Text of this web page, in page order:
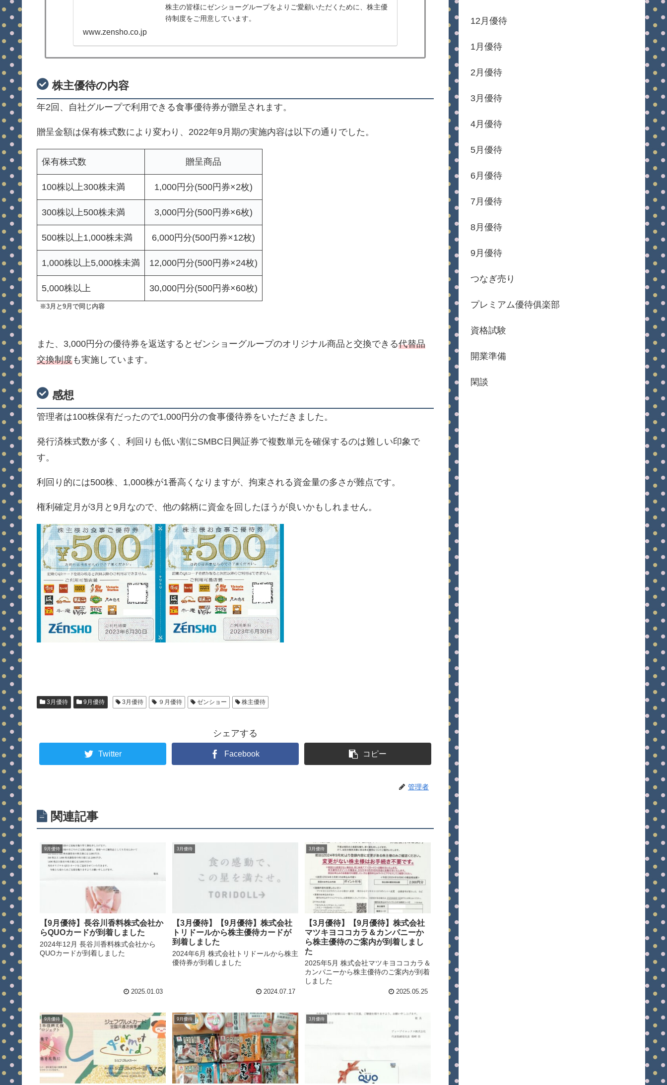
株主の皆様にゼンショーグループをよりご愛顧いただくために、株主優
待制度をご用意しています。
www.zensho.co.jp
株主優待の内容
年2回、自社グループで利用できる食事優待券が贈呈されます。
贈呈金額は保有株式数により変わり、2022年9月期の実施内容は以下の通りでした。
保有株式数 贈呈商品
100株以上300株未満 1,000円分(500円券×2枚)
300株以上500株未満 3,000円分(500円券×6枚)
500株以上1,000株未満 6,000円分(500円券×12枚)
1,000株以上5,000株未満 12,000円分(500円券×24枚)
5,000株以上 30,000円分(500円券×60枚)
※3月と9月で同じ内容
また、3,000円分の優待券を返送するとゼンショーグループのオリジナル商品と交換できる代替品
交換制度も実施しています。
感想
管理者は100株保有だったので1,000円分の食事優待券をいただきました。
発行済株式数が多く、利回りも低い割にSMBC日興証券で複数単元を確保するのは難しい印象で
す。
利回り的には500株、1,000株が1番高くなりますが、拘束される資金量の多さが難点です。
権利確定月が3月と9月なので、他の銘柄に資金を回したほうが良いかもしれません。
3月優待 9月優待 3月優待 ９月優待 ゼンショー 株主優待
シェアする
Twitter Facebook コピー
管理者
関連記事
9月優待
【9月優待】長谷川香料株式会社か
らQUOカードが到着しました
2024年12月 長谷川香料株式会社から
QUOカードが到着しました
2025.01.03
3月優待
【3月優待】【9月優待】株式会社
トリドールから株主優待カードが
到着しました
2024年6月 株式会社トリドールから株主
優待券が到着しました
2024.07.17
3月優待
【3月優待】【9月優待】株式会社
マツキヨココカラ＆カンパニーか
ら株主優待のご案内が到着しまし
た
2025年5月 株式会社マツキヨココカラ＆
カンパニーから株主優待のご案内が到着
しました
2025.05.25
9月優待 9月優待 3月優待
12月優待
1月優待
2月優待
3月優待
4月優待
5月優待
6月優待
7月優待
8月優待
9月優待
つなぎ売り
プレミアム優待俱楽部
資格試験
開業準備
閑談